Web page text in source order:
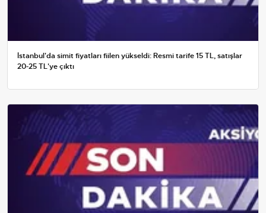
İstanbul'da simit fiyatları fiilen yükseldi: Resmi tarife 15 TL, satışlar
20-25 TL'ye çıktı